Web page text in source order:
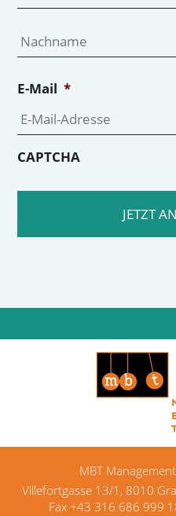
E-Mail *
CAPTCHA
MBT
Villefortgasse 13/1, 8010
Fax +43 316 686 999